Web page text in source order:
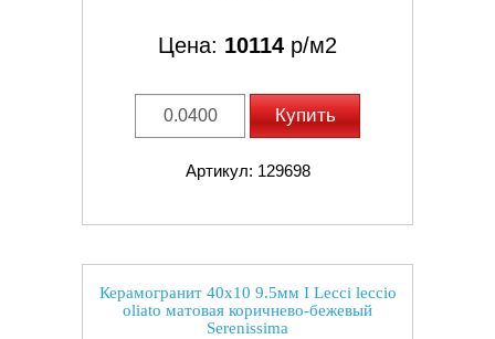
Цена: 10114 р/м2
Купить
Артикул: 129698
Керамогранит 40x10 9.5мм I Lecci leccio
oliato матовая коричнево-бежевый
Serenissima